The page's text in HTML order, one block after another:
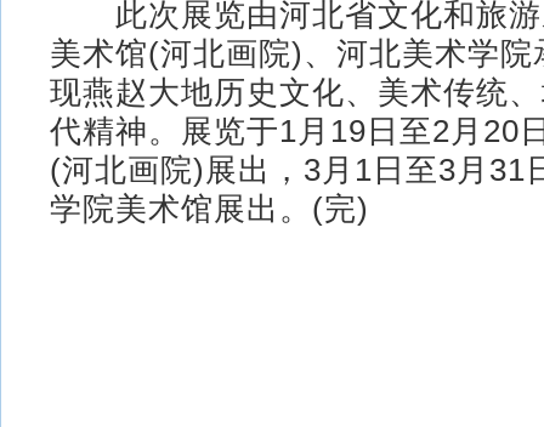
此次展览由河北省文化和旅游
美术馆(河北画院)、河北美术学院
现燕赵大地历史文化、美术传统
代精神。展览于1月19日至2月20
(河北画院)展出，3月1日至3月31
学院美术馆展出。(完)